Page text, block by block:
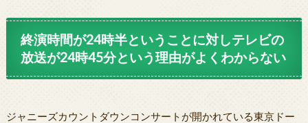
終演時間が24時半ということに対しテレビの
放送が24時45分という理由がよくわからない
ジャニーズカウントダウンコンサートが開かれている東京ドー